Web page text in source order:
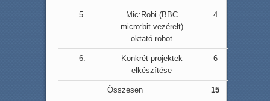
5.
Mic:Robi (BBC
micro:bit vezérelt)
oktató robot
4
6.
Konkrét projektek
elkészítése
6
Összesen 15